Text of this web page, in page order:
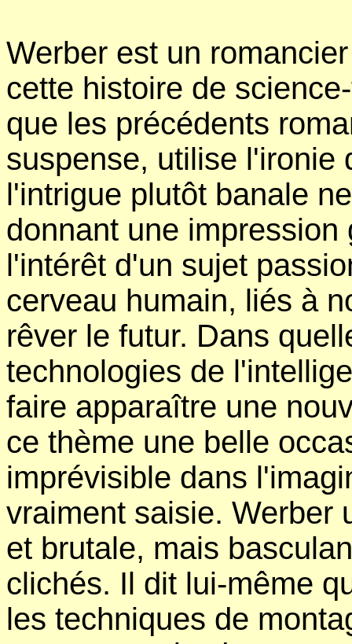
Werber est un
cette histoire de
que les précédents
suspense, utilise l'ironie
l'intrigue plutôt banale
donnant une
l'intérêt d'un sujet
cerveau humain, liés à
rêver le futur. Dans
technologies de
faire apparaître une
ce thème une belle
imprévisible dans
vraiment saisie. Werber
et brutale, mais
clichés. Il dit lui-même
les techniques de